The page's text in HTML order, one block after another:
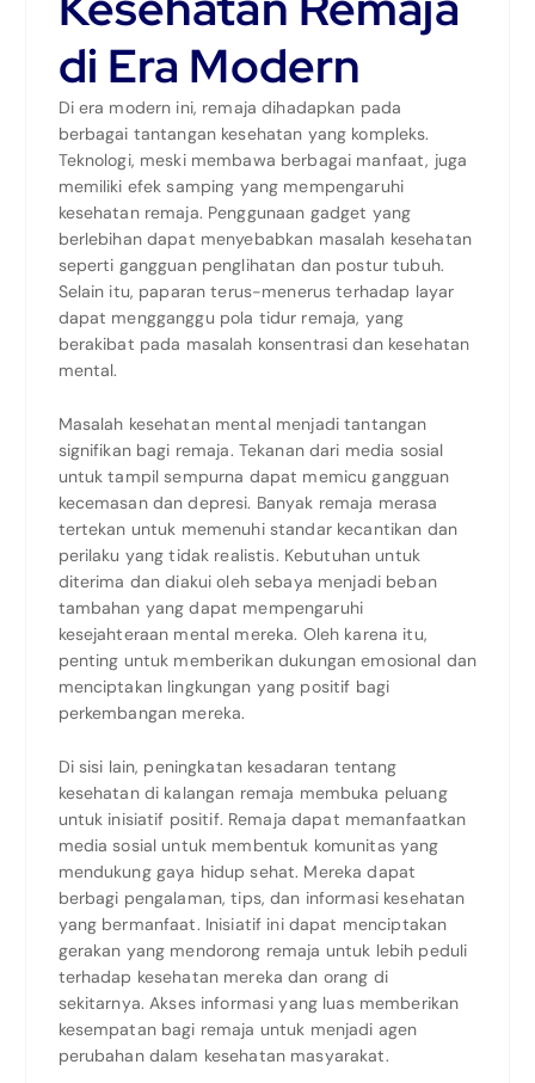
di Era Modern
Di era modern ini, remaja dihadapkan pada
berbagai tantangan kesehatan yang kompleks.
Teknologi, meski membawa berbagai manfaat, juga
memiliki efek samping yang mempengaruhi
kesehatan remaja. Penggunaan gadget yang
berlebihan dapat menyebabkan masalah kesehatan
seperti gangguan penglihatan dan postur tubuh.
Selain itu, paparan terus-menerus terhadap layar
dapat mengganggu pola tidur remaja, yang
berakibat pada masalah konsentrasi dan kesehatan
mental.
Masalah kesehatan mental menjadi tantangan
signifikan bagi remaja. Tekanan dari media sosial
untuk tampil sempurna dapat memicu gangguan
kecemasan dan depresi. Banyak remaja merasa
tertekan untuk memenuhi standar kecantikan dan
perilaku yang tidak realistis. Kebutuhan untuk
diterima dan diakui oleh sebaya menjadi beban
tambahan yang dapat mempengaruhi
kesejahteraan mental mereka. Oleh karena itu,
penting untuk memberikan dukungan emosional dan
menciptakan lingkungan yang positif bagi
perkembangan mereka.
Di sisi lain, peningkatan kesadaran tentang
kesehatan di kalangan remaja membuka peluang
untuk inisiatif positif. Remaja dapat memanfaatkan
media sosial untuk membentuk komunitas yang
mendukung gaya hidup sehat. Mereka dapat
berbagi pengalaman, tips, dan informasi kesehatan
yang bermanfaat. Inisiatif ini dapat menciptakan
gerakan yang mendorong remaja untuk lebih peduli
terhadap kesehatan mereka dan orang di
sekitarnya. Akses informasi yang luas memberikan
kesempatan bagi remaja untuk menjadi agen
perubahan dalam kesehatan masyarakat.